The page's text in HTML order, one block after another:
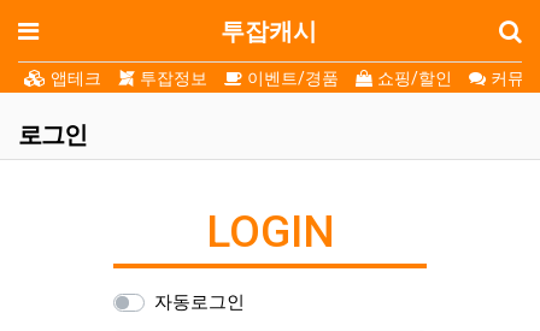
메뉴 투잡캐시
앱테크 투잡정보 이벤트/경품 쇼핑/할인 커뮤
로그인
LOGIN
자동로그인